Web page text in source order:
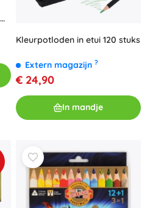
Kleurpotloden in etui 120 stuks
Extern magazijn ?
€ 24,90
In mandje